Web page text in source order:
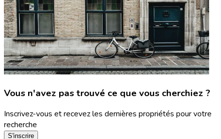
Vous n'avez pas trouvé ce que vous cherchiez ?
Inscrivez-vous et recevez les dernières propriétés pour votre
recherche
S'inscrire